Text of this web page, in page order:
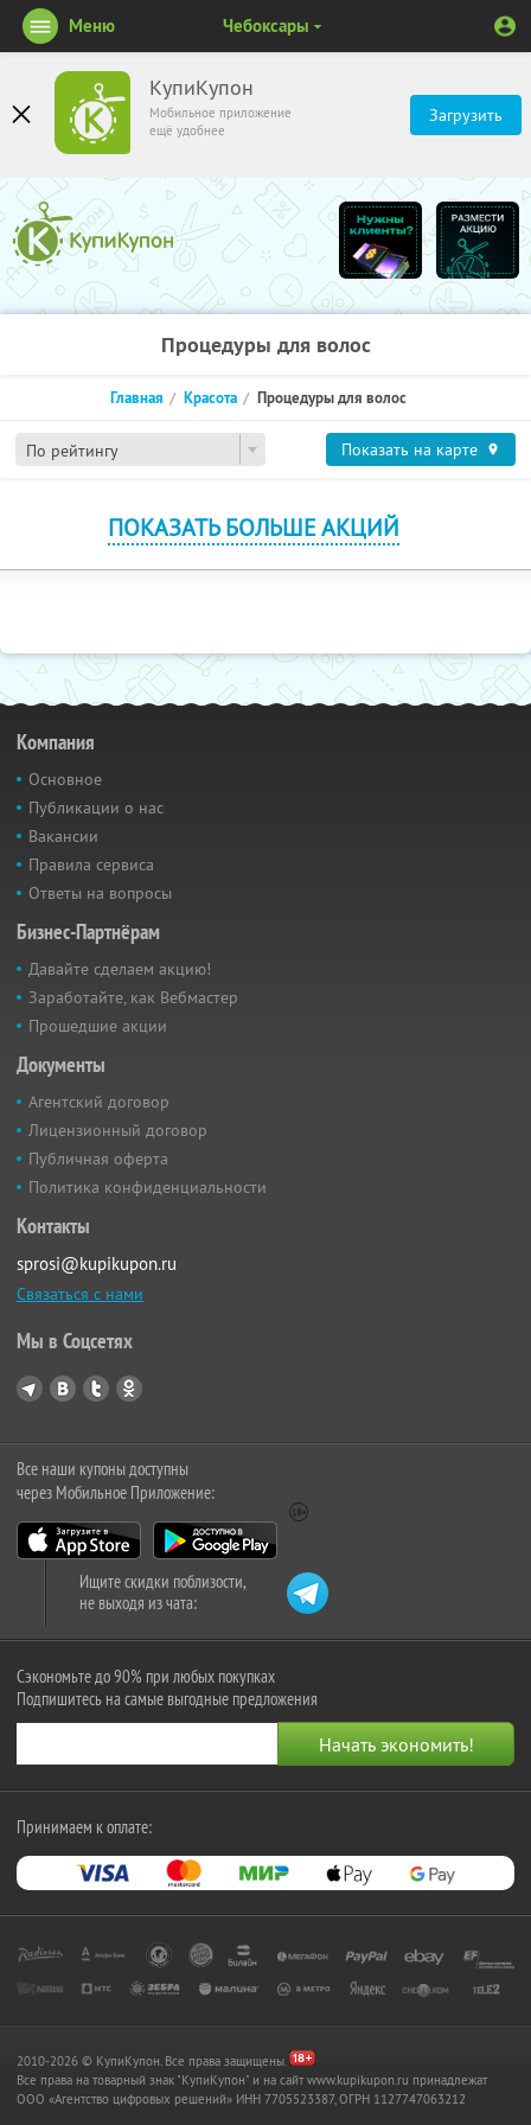
КупиКупон
Мобильное приложение
ещё удобнее
Загрузить
Меню Чебоксары
Процедуры для волос
По рейтингу
Главная Красота Процедуры для волос
Показать на карте
ПОКАЗАТЬ БОЛЬШЕ АКЦИЙ
Компания
Основное
Публикации о нас
Вакансии
Правила сервиса
Ответы на вопросы
Бизнес-Партнёрам
Давайте сделаем акцию!
Заработайте, как Вебмастер
Прошедшие акции
Документы
Агентский договор
Лицензионный договор
Публичная оферта
Политика конфиденциальности
Контакты
sprosi@kupikupon.ru
Связаться с нами
Мы в Соцсетях
Все наши купоны доступны
через Мобильное Приложение:
Ищите скидки поблизости,
не выходя из чата:
Сэкономьте до 90% при любых покупках
Подпишитесь на самые выгодные предложения
Принимаем к оплате:
2010-2026 © КупиКупон. Все права защищены.
Все права на товарный знак "КупиКупон" и на сайт www.kupikupon.ru принадлежат
OOO «Агентство цифровых решений» ИНН 7705523387, ОГРН 1127747063212